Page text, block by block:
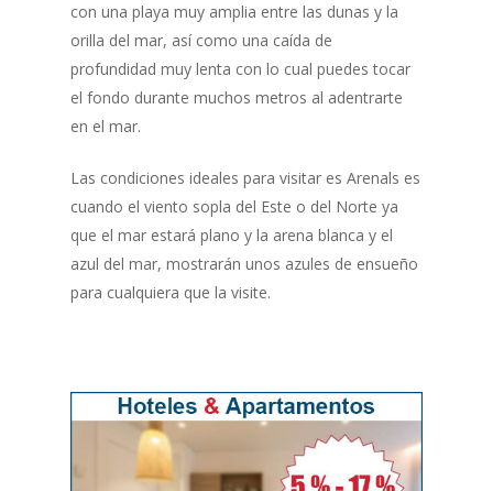
con una playa muy amplia entre las dunas y la
orilla del mar, así como una caída de
profundidad muy lenta con lo cual puedes tocar
el fondo durante muchos metros al adentrarte
en el mar.
Las condiciones ideales para visitar es Arenals es
cuando el viento sopla del Este o del Norte ya
que el mar estará plano y la arena blanca y el
azul del mar, mostrarán unos azules de ensueño
para cualquiera que la visite.